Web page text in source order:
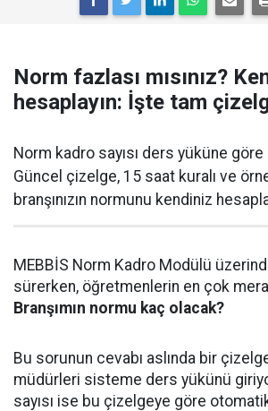
Norm fazlası mısınız?
hesaplayın: İşte tam
Norm kadro sayısı ders yüküne
Güncel çizelge, 15 saat kuralı ve
branşınızın normunu kendiniz
MEBBİS Norm Kadro Modülü
sürerken, öğretmenlerin en çok
Branşımın normu kaç olacak?
Bu sorunun cevabı aslında bir
müdürleri sisteme ders yükünü
sayısı ise bu çizelgeye göre